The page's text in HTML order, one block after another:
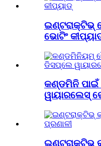
ଇଣ୍ଟରାକ୍ଟିଭ୍
ଭୋଟିଂ
କଣ୍ଡମିନି ପାଇଁ
ୱାୟାରଲେସ୍
ଇଣ୍ଟରାକ୍ଟିଭ୍